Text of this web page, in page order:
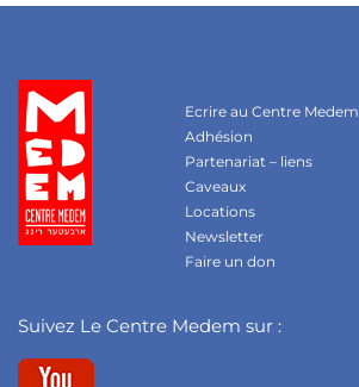
Ecrire au Centre Medem
Adhésion
Partenariat – liens
Caveaux
Locations
Newsletter
Faire un don
Suivez Le Centre Medem sur :